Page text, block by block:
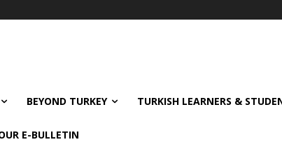
BEYOND TURKEY TURKISH LEARNERS &
E-BULLETIN